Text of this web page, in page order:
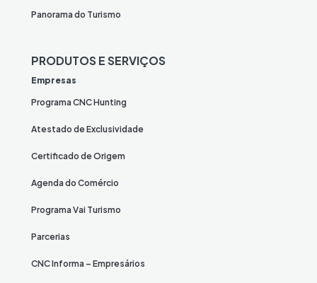
Panorama do Turismo
PRODUTOS E SERVIÇOS
Empresas
Programa CNC Hunting
Atestado de Exclusividade
Certificado de Origem
Agenda do Comércio
Programa Vai Turismo
Parcerias
CNC Informa – Empresários